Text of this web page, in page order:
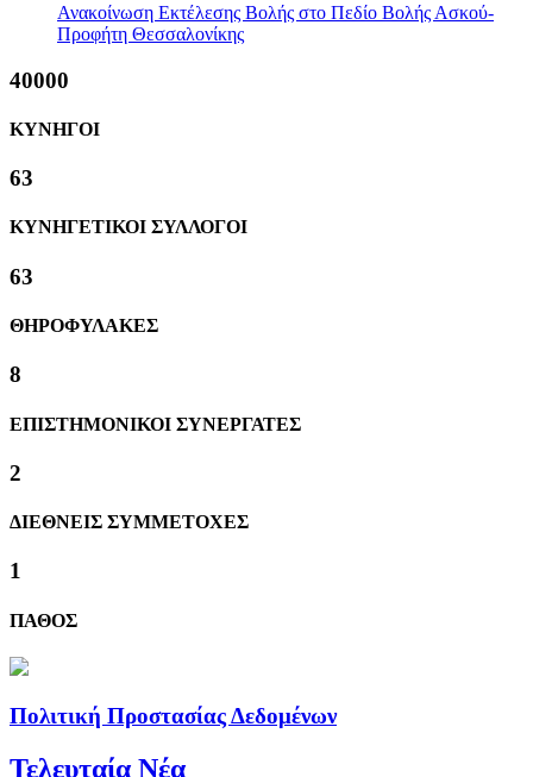
Ανακοίνωση Εκτέλεσης Βολής στο Πεδίο Βολής Ασκού-
Προφήτη Θεσσαλονίκης
40000
ΚΥΝΗΓΟΙ
63
ΚΥΝΗΓΕΤΙΚΟΙ ΣΥΛΛΟΓΟΙ
63
ΘΗΡΟΦΥΛΑΚΕΣ
8
ΕΠΙΣΤΗΜΟΝΙΚΟΙ ΣΥΝΕΡΓΑΤΕΣ
2
ΔΙΕΘΝΕΙΣ ΣΥΜΜΕΤΟΧΕΣ
1
ΠΑΘΟΣ
Πολιτική Προστασίας Δεδομένων
Τελευταία Νέα